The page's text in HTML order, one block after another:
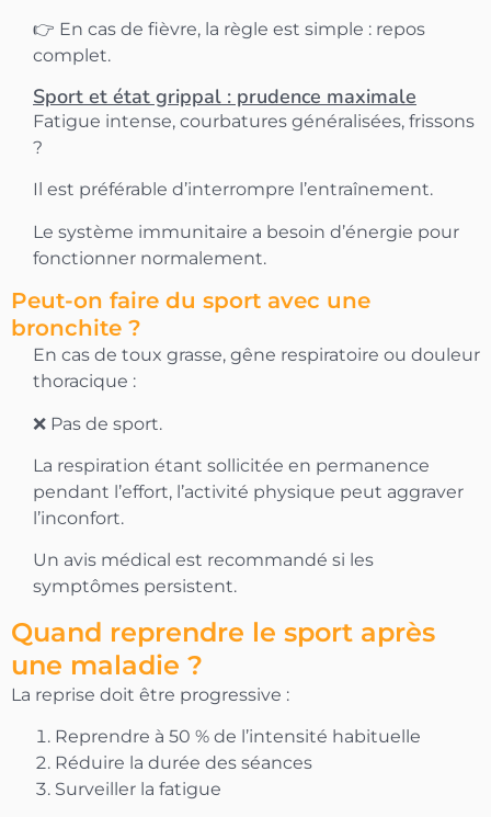
👉 En cas de fièvre, la règle est simple : repos
complet.
Sport et état grippal : prudence maximale
Fatigue intense, courbatures généralisées, frissons
?
Il est préférable d’interrompre l’entraînement.
Le système immunitaire a besoin d’énergie pour
fonctionner normalement.
Peut-on faire du sport avec une
bronchite ?
En cas de toux grasse, gêne respiratoire ou douleur
thoracique :
❌ Pas de sport.
La respiration étant sollicitée en permanence
pendant l’effort, l’activité physique peut aggraver
l’inconfort.
Un avis médical est recommandé si les
symptômes persistent.
Quand reprendre le sport après
une maladie ?
La reprise doit être progressive :
Reprendre à 50 % de l’intensité habituelle
Réduire la durée des séances
Surveiller la fatigue